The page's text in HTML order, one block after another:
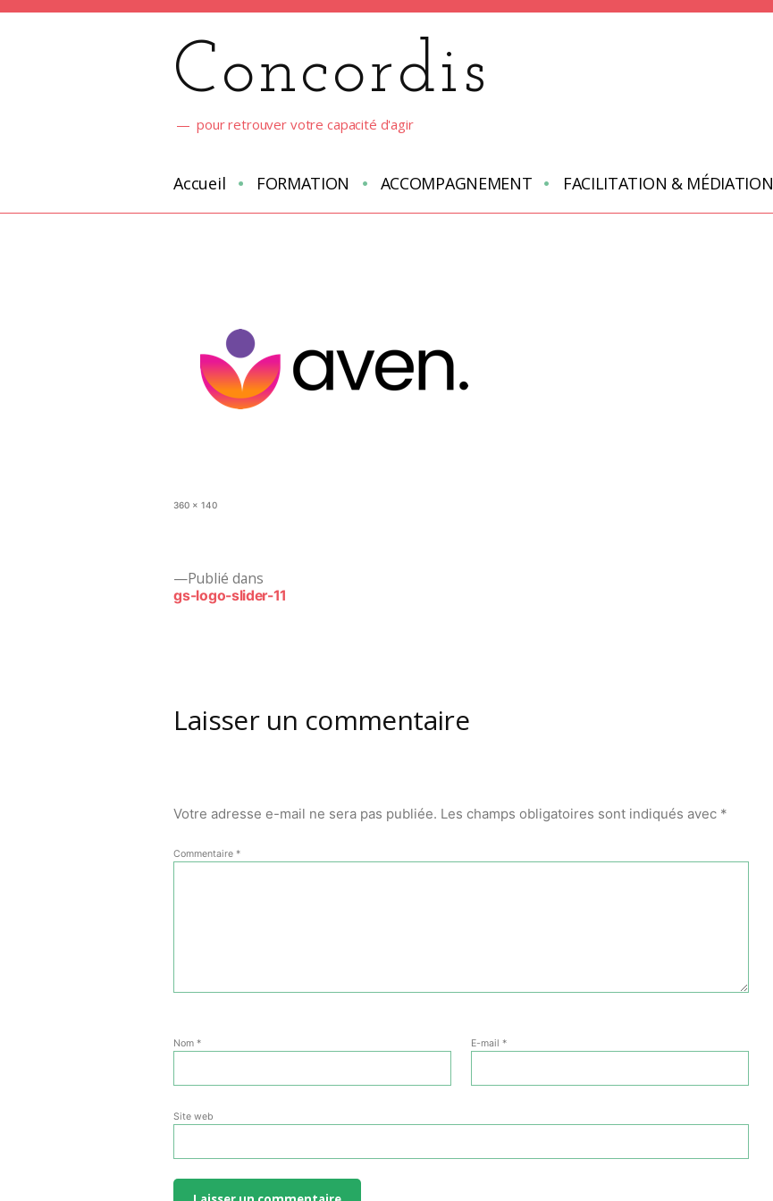
Concordis
pour retrouver votre capacité d'agir
Accueil FORMATION ACCOMPAGNEMENT FACILITATION & MÉDIATION
Taille
360 × 140
Publié dans
gs-logo-slider-11
Laisser un commentaire
Votre adresse e-mail ne sera pas publiée. Les champs obligatoires sont indiqués avec *
Commentaire*
Nom* E-mail*
Site web